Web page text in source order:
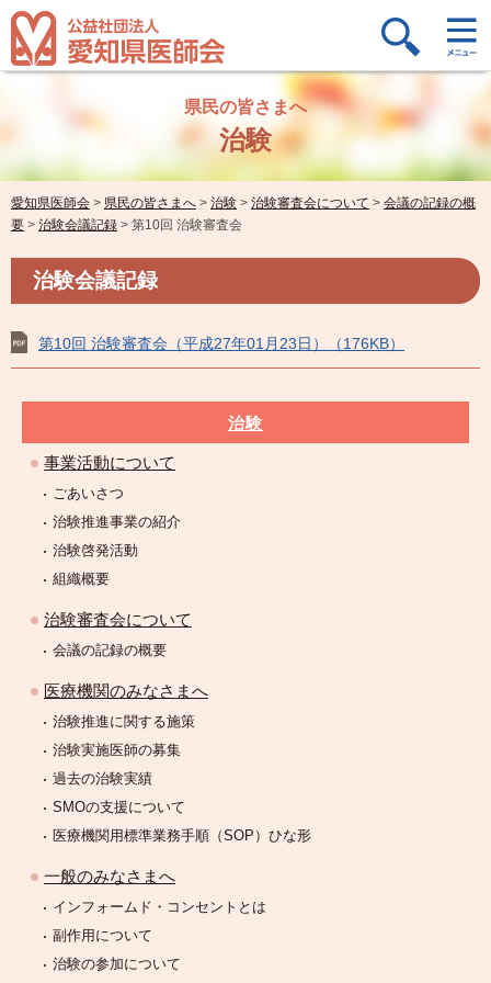
県民の皆さまへ
治験
愛知県医師会 > 県民の皆さまへ > 治験 > 治験審査会について > 会議の記録の概
要 > 治験会議記録 > 第10回 治験審査会
治験会議記録
第10回 治験審査会（平成27年01月23日）（176KB）
治験
事業活動について
ごあいさつ
治験推進事業の紹介
治験啓発活動
組織概要
治験審査会について
会議の記録の概要
医療機関のみなさまへ
治験推進に関する施策
治験実施医師の募集
過去の治験実績
SMOの支援について
医療機関用標準業務手順（SOP）ひな形
一般のみなさまへ
インフォームド・コンセントとは
副作用について
治験の参加について